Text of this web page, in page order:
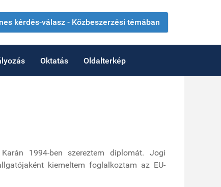
kérdés-válasz - Közbeszerzési témában
Oktatás Oldalterkép
1994-ben szereztem diplomát. Jogi
kiemeltem foglalkoztam az EU-